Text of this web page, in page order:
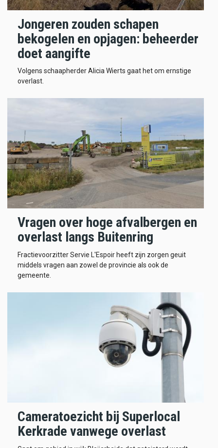
Jongeren zouden schapen
bekogelen en opjagen: beheerder
doet aangifte
Volgens schaapherder Alicia Wierts gaat het om ernstige
overlast.
Vragen over hoge afvalbergen en
overlast langs Buitenring
Fractievoorzitter Servie L'Espoir heeft zijn zorgen geuit
middels vragen aan zowel de provincie als ook de
gemeente.
Cameratoezicht bij Superlocal
Kerkrade vanwege overlast